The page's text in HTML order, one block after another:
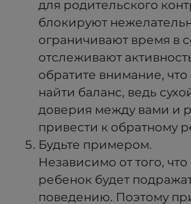
для родительского
блокируют
ограничивают время в
отслеживают
обратите внимание,
найти баланс, ведь
доверия между вами и
привести к обратному
Будьте примером.
Независимо от того,
ребенок будет
поведению. Поэтому